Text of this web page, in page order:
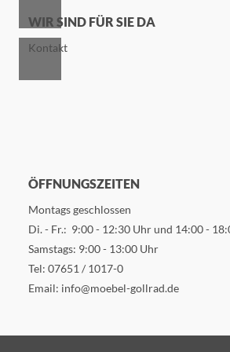
WIR SIND FÜR SIE DA
Kontakt
ÖFFNUNGSZEITEN
Montags geschlossen
Di. - Fr.: 9:00 - 12:30 Uhr und 14:00 -
Samstags: 9:00 - 13:00 Uhr
Tel: 07651 / 1017-0
Email: info@moebel-gollrad.de